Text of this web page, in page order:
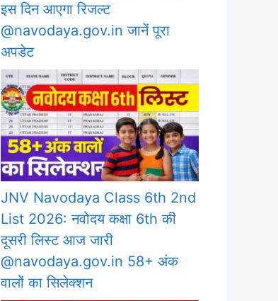
इस दिन आएगा रिजल्ट
@navodaya.gov.in जानें पूरा
अपडेट
JNV Navodaya Class 6th 2nd
List 2026: नवोदय कक्षा 6th की
दूसरी लिस्ट आज जारी
@navodaya.gov.in 58+ अंक
वालों का सिलेक्शन